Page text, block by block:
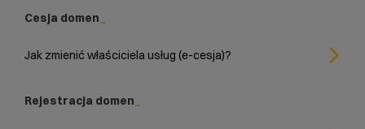
Cesja domen
Jak zmienić właściciela usług (e-cesja)?
Rejestracja domen